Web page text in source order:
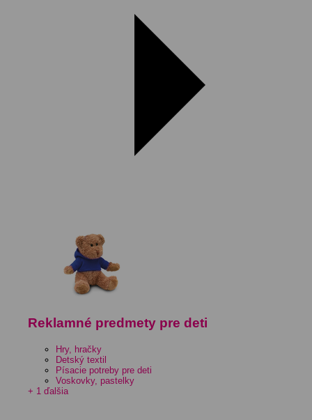
Reklamné predmety pre deti
Hry, hračky
Detský textil
Písacie potreby pre deti
Voskovky, pastelky
+ 1 ďalšia